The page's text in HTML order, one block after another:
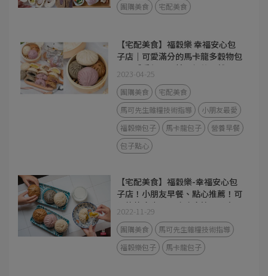
團購美食 宅配美食
【宅配美食】福穀樂 幸福安心包
子店｜可愛滿分的馬卡龍多穀物包
子，感受每一口精品級的天然風
味!
2023-04-25
團購美食
宅配美食
馬可先生雜糧技術指導
小朋友最愛
福穀樂包子
馬卡龍包子
營養早餐
包子點心
【宅配美食】福穀樂-幸福安心包
子店！小朋友早餐、點心推薦！可
以熱熱吃也可以冰冰吃簡單又方
便！
2022-11-29
團購美食
馬可先生雜糧技術指導
福穀樂包子
馬卡龍包子